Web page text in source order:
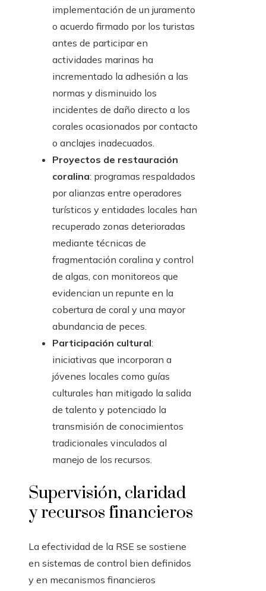
implementación de un juramento
o acuerdo firmado por los turistas
antes de participar en
actividades marinas ha
incrementado la adhesión a las
normas y disminuido los
incidentes de daño directo a los
corales ocasionados por contacto
o anclajes inadecuados.
Proyectos de restauración
coralina: programas respaldados
por alianzas entre operadores
turísticos y entidades locales han
recuperado zonas deterioradas
mediante técnicas de
fragmentación coralina y control
de algas, con monitoreos que
evidencian un repunte en la
cobertura de coral y una mayor
abundancia de peces.
Participación cultural:
iniciativas que incorporan a
jóvenes locales como guías
culturales han mitigado la salida
de talento y potenciado la
transmisión de conocimientos
tradicionales vinculados al
manejo de los recursos.
Supervisión, claridad
y recursos financieros
La efectividad de la RSE se sostiene
en sistemas de control bien definidos
y en mecanismos financieros